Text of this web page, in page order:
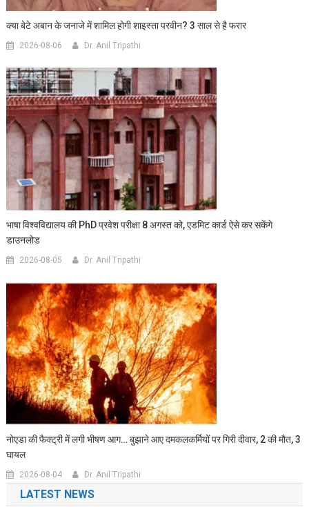
क्या बेटे अबान के जनाजे में शामिल होगी शाइस्ता परवीन? 3 साल से है फरार
2026-08-06 Dr. Anil Tripathi
भाषा विश्वविद्यालय की PhD प्रवेश परीक्षा 8 अगस्त को, एडमिट कार्ड ऐसे कर सकेंगे
डाउनलोड
2026-08-05 Dr. Anil Tripathi
नोएडा की फैक्ट्री में लगी भीषण आग… बुझाने आए दमकलकर्मियों पर गिरी दीवार, 2 की मौत, 3
घायल
2026-08-04 Dr. Anil Tripathi
LATEST NEWS